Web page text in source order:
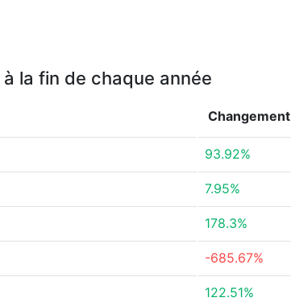
la fin de chaque année
Changement
93.92%
7.95%
178.3%
-685.67%
122.51%